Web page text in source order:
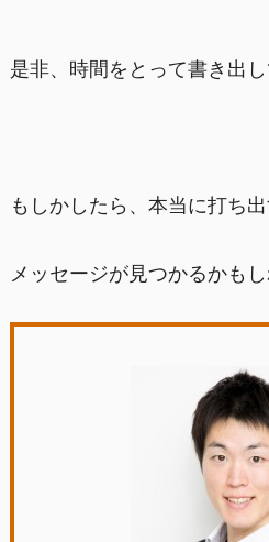
是非、時間をとって書き出し
もしかしたら、本当に打ち出
メッセージが見つかるかもし